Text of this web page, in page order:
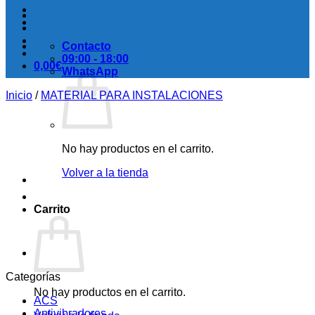
0,00€
No hay productos en el carrito.
Volver a la tienda
Carrito
No hay productos en el carrito.
Contacto
09:00 - 18:00
WhatsApp
Inicio / MATERIAL PARA INSTALACIONES
Categorías
ACS